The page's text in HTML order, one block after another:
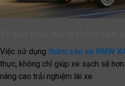
Việc sử dụng thảm sàn xe BMW
thực, không chỉ giúp xe sạch sẽ
nâng cao trải nghiệm lái xe.